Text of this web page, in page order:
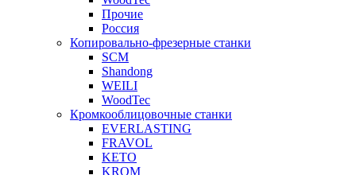
Прочие
Россия
Копировально-фрезерные станки
SCM
Shandong
WEILI
WoodTec
Кромкооблицовочные станки
EVERLASTING
FRAVOL
KETO
KROM